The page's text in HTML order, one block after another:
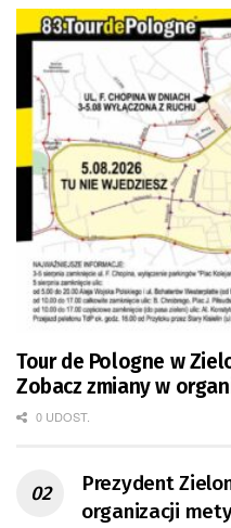
Tour de Pologne w
Zobacz zmiany w
0 UDOST.
Prezydent
organizacji